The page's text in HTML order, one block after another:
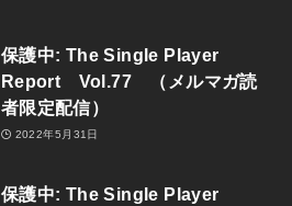
保護中: The Single Player
Report Vol.77 （メルマガ読
者限定配信）
2022年5月31日
保護中: The Single Player